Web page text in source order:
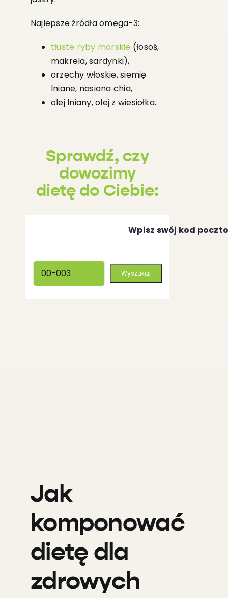
Najlepsze źródła omega-3:
tłuste ryby morskie (łosoś,
makrela, sardynki),
orzechy włoskie, siemię
lniane, nasiona chia,
olej lniany, olej z wiesiołka.
Sprawdź, czy
dowozimy
dietę do Ciebie:
Wpisz swój kod
Jak
komponować
dietę dla
zdrowych